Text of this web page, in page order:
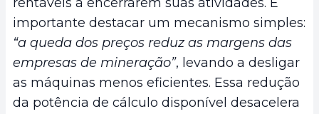
importante destacar um mecanismo simples:
“a queda dos preços reduz as margens das
empresas de mineração”, levando a desligar
as máquinas menos eficientes. Essa redução
da potência de cálculo disponível desacelera